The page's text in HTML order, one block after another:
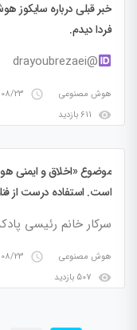
خبر قبلی درباره سایکوز
فردا دیدم.
@drayoubrezaei
هوش مصنوعی access_time
23
visibility
موضوع «اخلاق و ایمنی
است. استفاده درست از
سرکار خانم رئیسی
هوش مصنوعی access_time
23
visibility